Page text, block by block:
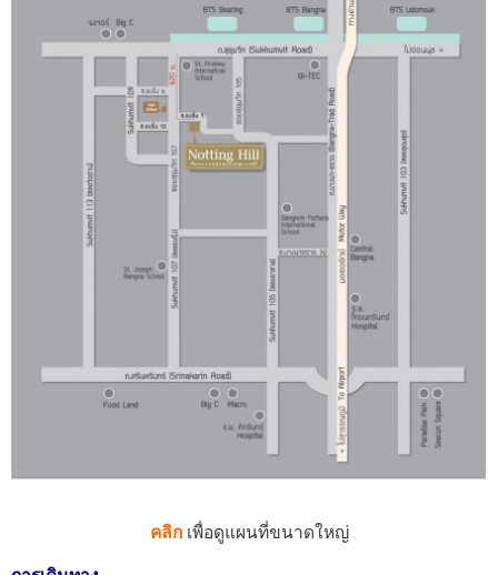
คลิก เพื่อดูแผนที่ขนาดใหญ่